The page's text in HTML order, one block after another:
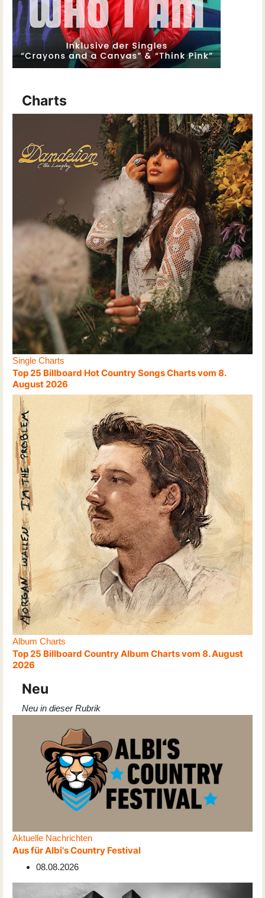
Charts
Single Charts
Top 25 Billboard Hot Country Songs Charts vom 8.
August 2026
Album Charts
Top 25 Billboard Country Album Charts vom 8. August
2026
Neu
Neu in dieser Rubrik
Aktuelle Nachrichten
Aus für Albi's Country Festival
08.08.2026